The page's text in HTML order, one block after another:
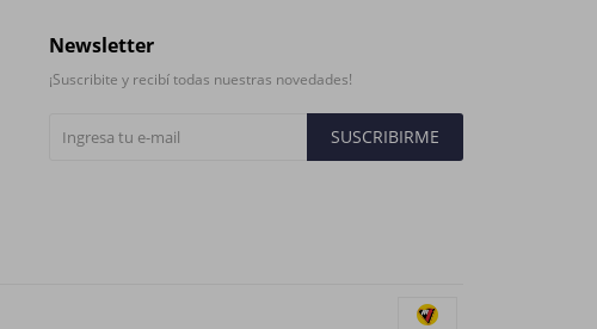
Newsletter
¡Suscribite y recibí todas nuestras novedades!
SUSCRIBIRME